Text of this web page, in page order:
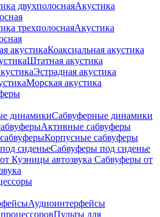
Акустика
Акустика
Коаксиальная акустика
Штатная акустика
Эстрадная акустика
Морская акустика
Сабвуферные динамики
Активные сабвуферы
Корпусные сабвуферы
Сабвуферы под сиденье
Сабвуферы от
Аудиоинтерфейсы
Пульты для